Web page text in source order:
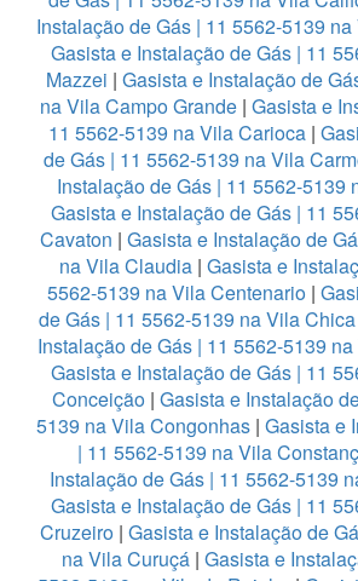
Instalação de Gás | 11 5562-5139
Gasista e Instalação de Gás | 11
Mazzei | Gasista e Instalação de
na Vila Campo Grande | Gasista e
11 5562-5139 na Vila Carioca|
de Gás | 11 5562-5139 na Vila
Instalação de Gás | 11 5562-5139
Gasista e Instalação de Gás | 11
Cavaton | Gasista e Instalação de
na Vila Claudia| Gasista e
5562-5139 na Vila Centenario |
de Gás | 11 5562-5139 na Vila
Instalação de Gás | 11 5562-5139
Gasista e Instalação de Gás | 11
Conceição| Gasista e Instalação
5139 na Vila Congonhas | Gasista e
| 11 5562-5139 na Vila
Instalação de Gás | 11 5562-5139
Gasista e Instalação de Gás | 11
Cruzeiro | Gasista e Instalação de
na Vila Curuçá | Gasista e